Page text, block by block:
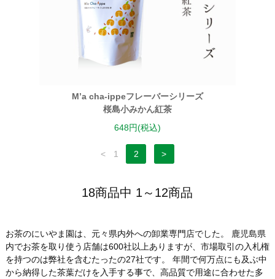
M’a cha-ippeフレーバーシリーズ
桜島小みかん紅茶
648円(税込)
< 1 2 >
18商品中 1～12商品
お茶のにいやま園は、元々県内外への卸業専門店でした。 鹿児島県
内でお茶を取り使う店舗は600社以上ありますが、市場取引の入札権
を持つのは弊社を含むたったの27社です。 年間で何万点にも及ぶ中
から納得した茶葉だけを入手する事で、高品質で用途に合わせた多